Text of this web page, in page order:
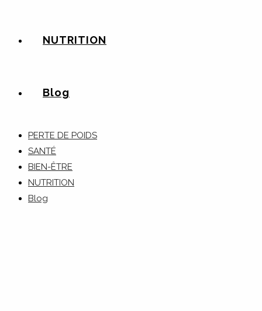
NUTRITION
Blog
PERTE DE POIDS
SANTÉ
BIEN-ÊTRE
NUTRITION
Blog